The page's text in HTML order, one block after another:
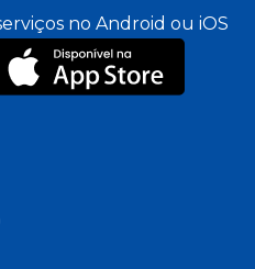
no Android ou iOS